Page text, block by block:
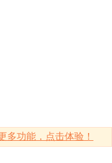
多功能，点击体验！